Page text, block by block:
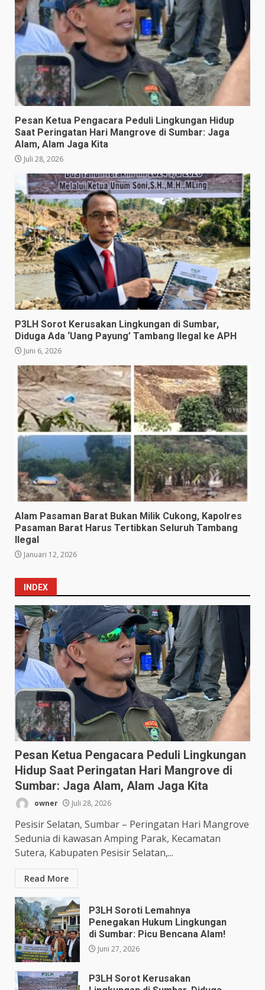
Pesan Ketua Pengacara Peduli Lingkungan Hidup
Saat Peringatan Hari Mangrove di Sumbar: Jaga
Alam, Alam Jaga Kita
Juli 28, 2026
P3LH Sorot Kerusakan Lingkungan di Sumbar,
Diduga Ada ‘Uang Payung’ Tambang Ilegal ke APH
Juni 6, 2026
Alam Pasaman Barat Bukan Milik Cukong, Kapolres
Pasaman Barat Harus Tertibkan Seluruh Tambang
Ilegal
Januari 12, 2026
INDEX
Pesan Ketua Pengacara Peduli Lingkungan
Hidup Saat Peringatan Hari Mangrove di
Sumbar: Jaga Alam, Alam Jaga Kita
owner Juli 28, 2026
Pesisir Selatan, Sumbar – Peringatan Hari Mangrove
Sedunia di kawasan Amping Parak, Kecamatan
Sutera, Kabupaten Pesisir Selatan,...
Read More
P3LH Soroti Lemahnya
Penegakan Hukum Lingkungan
di Sumbar: Picu Bencana Alam!
Juni 27, 2026
P3LH Sorot Kerusakan